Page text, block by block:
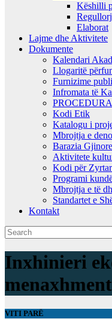
Këshilli
Elaborat
Lajme dhe Aktivitete
Dokumente
Kalendari
Llogaritë
Furnizime
Infromata të
Kodi Etik
Katalogu i
Mbrojtja e
Barazia Gjinore
Aktivitete
Kodi për
Programi
Mbrojtja e të
Standartet e
Kontakt
Inxhinieri
menaxhment
VITI PARË